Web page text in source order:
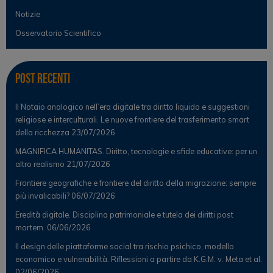
Notizie
Osservatorio Scientifico
Post Recenti
Il Notaio analogico nell’era digitale tra diritto liquido e suggestioni
religiose e interculturali. Le nuove frontiere del trasferimento smart
della ricchezza 23/07/2026
MAGNIFICA HUMANITAS. Diritto, tecnologie e sfide educative: per un
altro realismo 21/07/2026
Frontiere geografiche e frontiere del diritto della migrazione: sempre
più invalicabili? 06/07/2026
Eredità digitale. Disciplina patrimoniale e tutela dei diritti post
mortem. 06/06/2026
Il design delle piattaforme social tra rischio psichico, modello
economico e vulnerabilità. Riflessioni a partire da K.G.M. v. Meta et al.